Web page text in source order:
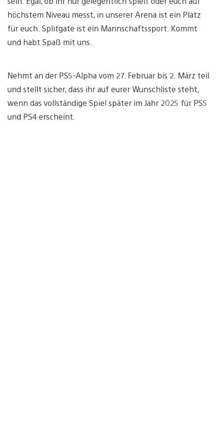
höchstem Niveau messt, in unserer Arena ist ein Platz
für euch. Splitgate ist ein Mannschaftssport. Kommt
und habt Spaß mit uns.
Nehmt an der PS5-Alpha vom 27. Februar bis 2. März teil
und stellt sicher, dass ihr auf eurer Wunschliste steht,
wenn das vollständige Spiel später im Jahr 2025 für PS5
und PS4 erscheint.